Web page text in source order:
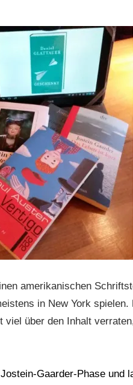
amerikanischen
in New York spielen.
über den Inhalt
Gaarder-Phase und